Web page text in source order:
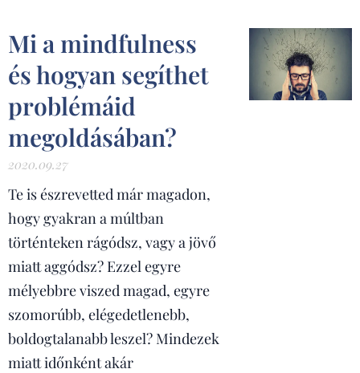
Mi a mindfulness
és hogyan segíthet
problémáid
megoldásában?
2020.09.27
Te is észrevetted már magadon,
hogy gyakran a múltban
történteken rágódsz, vagy a jövő
miatt aggódsz? Ezzel egyre
mélyebbre viszed magad, egyre
szomorúbb, elégedetlenebb,
boldogtalanabb leszel? Mindezek
miatt időnként akár